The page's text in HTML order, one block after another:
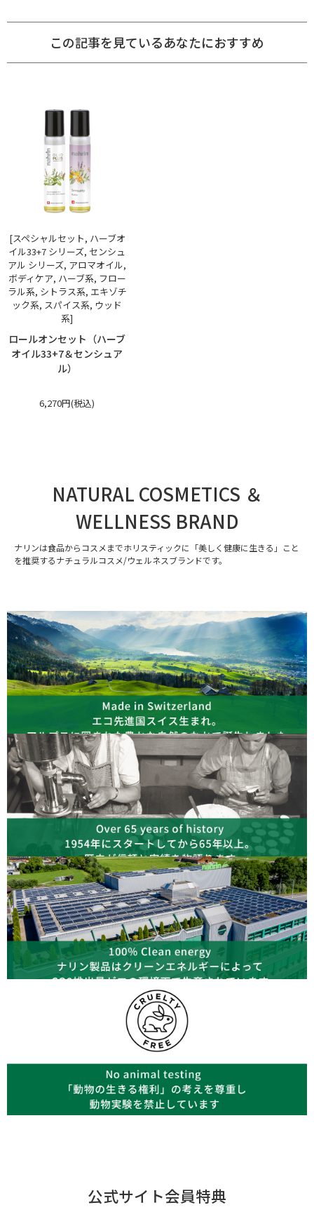
この記事を見ているあなたにおすすめ
[スペシャルセット, ハーブオ
イル33+7 シリーズ, センシュ
アル シリーズ, アロマオイル,
ボディケア, ハーブ系, フロー
ラル系, シトラス系, エキゾチ
ック系, スパイス系, ウッド
系]
ロールオンセット（ハーブ
オイル33+7＆センシュア
ル）
6,270円(税込)
NATURAL COSMETICS ＆
WELLNESS BRAND
ナリンは食品からコスメまでホリスティックに「美しく健康に生きる」こと
を推奨するナチュラルコスメ/ウェルネスブランドです。
公式サイト会員特典